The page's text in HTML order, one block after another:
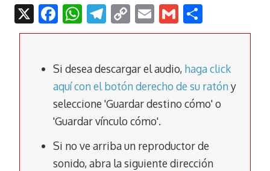
X F
ac
b
o
o
k
W
h
s
A
p
p
T
el
gr
a
m
C
o
y
Li
n
k
E
m
l
G
m
l
o
p
ar
tir
Si desea descargar el audio, haga click
aquí con el botón derecho de su ratóny
seleccione 'Guardar destino cómo' o
'Guardar vínculo cómo'.
Si no ve arriba un reproductor de
sonido, abra la siguiente dirección